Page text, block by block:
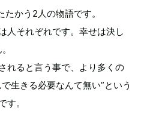
たかう2人の物語です。
人それぞれです。幸せは決し
れると言う事で、より多くの
生きる必要なんて無い”という
す。